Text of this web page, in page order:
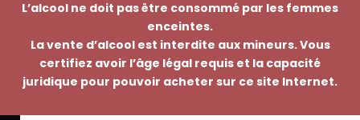
L’alcool ne doit pas être consommé par les femmes
enceintes.
La vente d’alcool est interdite aux mineurs. Vous
certifiez avoir l’âge légal requis et la capacité
juridique pour pouvoir acheter sur ce site Internet.